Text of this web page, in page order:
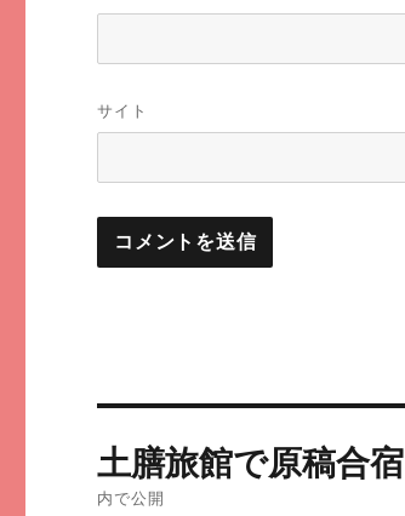
サイト
稿
土膳旅館で原稿合宿
内で公開